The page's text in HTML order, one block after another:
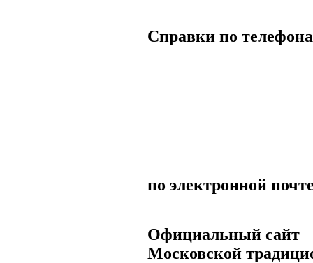
Справки по
по электронной
Официальный сайт
Московской